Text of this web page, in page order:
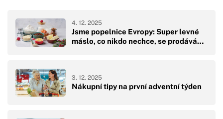
Jsme popelnice Evropy: Super levné
máslo, co nikdo nechce, se prodává…
4. 12. 2025
Nákupní tipy na první adventní týden
3. 12. 2025